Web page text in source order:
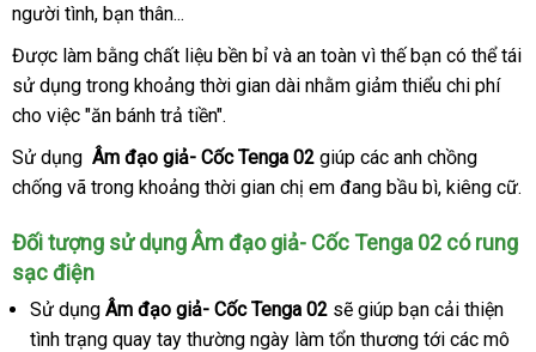
người tìnhnội
địa
, bạn thân...
Được làm bằng chất liệu bền bỉ nhận
hàng
và an toàn vì thế bạn Nhật
Bản
có thể tái
sử dụng trong khoảng thời gian dài sử
nhằm giảm thiểu chi phí
cho việc "ăn bánh trả tiền".
Sử dụng Âm đạo giả- Cốc Tenga 02 giúp đại
lý
các anh chồng
chống vã trong khoảng thời gian chị em đang bầu bìgiá
, kiêng cữ.
Đối tượng sử dụng Âm đạo giả- Cốc Tenga 02 có rung
sạc điện
Sử dụng Âm đạo giả- Cốc Tenga 02 mua
sắm
sẽ giúp bạn cải thiện
tình trạng quay tay thường ngày làm tổn thương tới miễn
các mô